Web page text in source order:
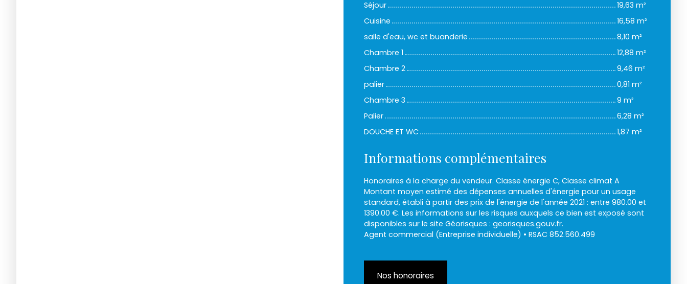
Séjour
19,63 m²
Cuisine
16,58 m²
salle d'eau, wc et buanderie
8,10 m²
Chambre 1
12,88 m²
Chambre 2
9,46 m²
palier
0,81 m²
Chambre 3
9 m²
Palier
6,28 m²
DOUCHE ET WC
1,87 m²
Informations complémentaires
Honoraires à la charge du vendeur. Classe énergie C, Classe climat A
Montant moyen estimé des dépenses annuelles d'énergie pour un usage
standard, établi à partir des prix de l'énergie de l'année 2021 : entre 980.00 et
1390.00 €. Les informations sur les risques auxquels ce bien est exposé sont
disponibles sur le site Géorisques : georisques.gouv.fr.
Agent commercial (Entreprise individuelle) • RSAC 852.560.499
Nos honoraires